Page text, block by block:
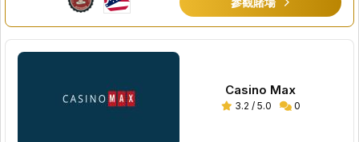
Casino Max
3.2 / 5.0 0